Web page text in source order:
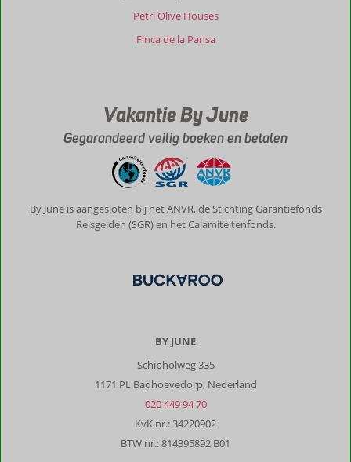
Petri Olive Houses
Finca de la Pansa
Vakantie By June
Gegarandeerd veilig boeken en betalen
By June is aangesloten bij het ANVR, de Stichting Garantiefonds
Reisgelden (SGR) en het Calamiteitenfonds.
BY JUNE
Schipholweg 335
1171 PL Badhoevedorp, Nederland
020 449 94 70
KvK nr.: 34220902
BTW nr.: 814395892 B01